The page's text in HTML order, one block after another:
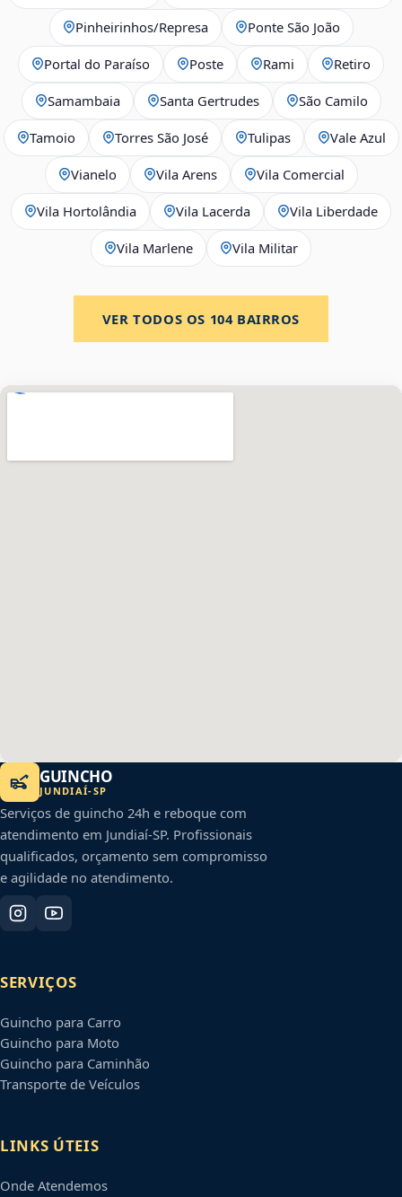
Pinheirinhos/Represa Ponte São João
Portal do Paraíso Poste Rami Retiro
Samambaia Santa Gertrudes São Camilo
Tamoio Torres São José Tulipas Vale Azul
Vianelo Vila Arens Vila Comercial
Vila Hortolândia Vila Lacerda Vila Liberdade
Vila Marlene Vila Militar
VER TODOS OS 104BAIRROS
GUINCHO
JUNDIAÍ-SP
Serviços de guincho 24h e reboque com
atendimento em Jundiaí-SP. Profissionais
qualificados, orçamento sem compromisso
e agilidade no atendimento.
SERVIÇOS
Guincho para Carro
Guincho para Moto
Guincho para Caminhão
Transporte de Veículos
LINKS ÚTEIS
Onde Atendemos